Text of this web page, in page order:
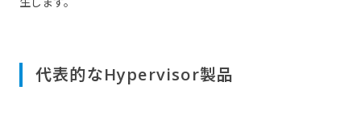
代表的な​Hypervisor製品